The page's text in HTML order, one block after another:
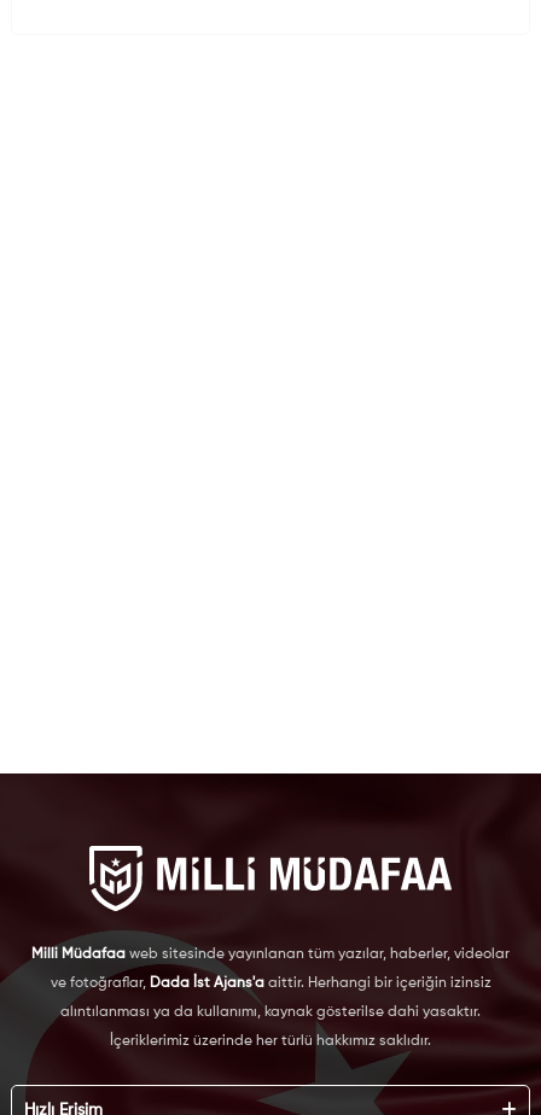
Milli Müdafaa web sitesinde yayınlanan tüm yazılar, haberler, videolar
ve fotoğraflar, Dada İst Ajans'aaittir. Herhangi bir içeriğin izinsiz
alıntılanması ya da kullanımı, kaynak gösterilse dahi yasaktır.
İçeriklerimiz üzerinde her türlü hakkımız saklıdır.
Hızlı Erişim